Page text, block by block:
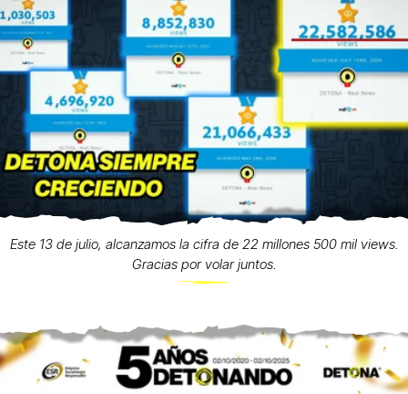
Este 13 de julio, alcanzamos la cifra de 22 millones 500 mil views.
Gracias por volar juntos.